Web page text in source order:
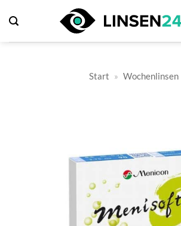
Inhalt
springen
Start » Wochenlinsen